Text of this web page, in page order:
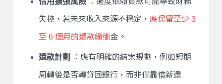
失控，若未來收入來源不穩定， 應保留至少 3
至 6 個月的還款緩衝金。
還款計劃 ：應有明確的結案規劃，例如短期
周轉後是否轉貸回銀行，而非僅靠借新還